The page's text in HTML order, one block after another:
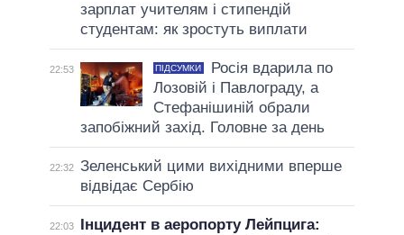
зарплат учителям і стипендій
студентам: як зростуть виплати
22:53 ПІДСУМКИ
Росія вдарила по
Лозовій і Павлограду, а
Стефанішиній обрали
запобіжний захід. Головне за день
22:32 Зеленський цими вихідними вперше
відвідає Сербію
22:03
Інцидент в аеропорту Лейпцига: